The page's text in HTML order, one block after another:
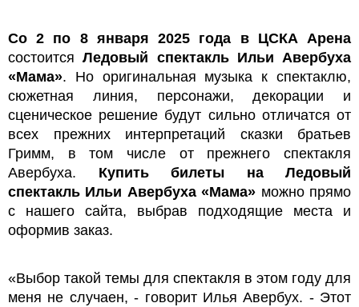
Со 2 по 8 января 2025 года в ЦСКА Арена
состоитсяЛедовый спектакль Ильи Авербуха
«Мама». Но оригинальная музыка к спектаклю,
сюжетная линия, персонажи, декорации и
сценическое решение будут сильно отличатся от
всех прежних интерпретаций сказки братьев
Гримм, в том числе от прежнего спектакля
Авербуха. Купить билеты на Ледовый
спектакль Ильи Авербуха «Мама» можно прямо
с нашего сайта, выбрав подходящие места и
оформив заказ.
«Выбор такой темы для спектакля в этом году для
меня не случаен, - говорит Илья Авербух. - Этот